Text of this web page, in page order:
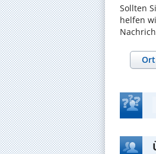
Sollten
helfen